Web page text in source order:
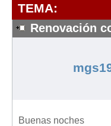
Requerimientos y
Formularios sobre
Modelos de
Modelos de Acta de
TEMA:
Renovación
Buenas noches